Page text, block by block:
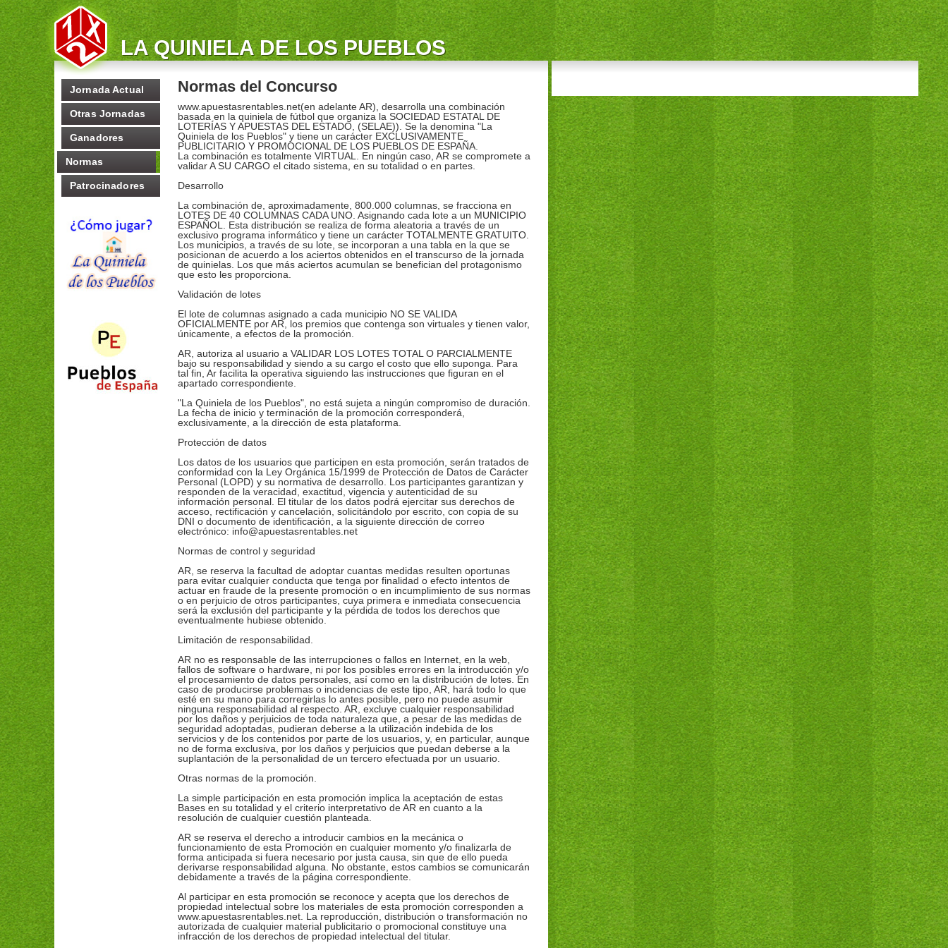
LA QUINIELA DE LOS PUEBLOS
Jornada Actual
Otras Jornadas
Ganadores
Normas
Patrocinadores
Normas del Concurso
www.apuestasrentables.net(en adelante AR), desarrolla una combinación
basada en la quiniela de fútbol que organiza la SOCIEDAD ESTATAL DE
LOTERÍAS Y APUESTAS DEL ESTADO, (SELAE)). Se la denomina "La
Quiniela de los Pueblos" y tiene un carácter EXCLUSIVAMENTE
PUBLICITARIO Y PROMOCIONAL DE LOS PUEBLOS DE ESPAÑA.
La combinación es totalmente VIRTUAL. En ningún caso, AR se compromete a
validar A SU CARGO el citado sistema, en su totalidad o en partes.
Desarrollo
La combinación de, aproximadamente, 800.000 columnas, se fracciona en
LOTES DE 40 COLUMNAS CADA UNO. Asignando cada lote a un MUNICIPIO
ESPAÑOL. Esta distribución se realiza de forma aleatoria a través de un
exclusivo programa informático y tiene un carácter TOTALMENTE GRATUITO.
Los municipios, a través de su lote, se incorporan a una tabla en la que se
posicionan de acuerdo a los aciertos obtenidos en el transcurso de la jornada
de quinielas. Los que más aciertos acumulan se benefician del protagonismo
que esto les proporciona.
Validación de lotes
El lote de columnas asignado a cada municipio NO SE VALIDA
OFICIALMENTE por AR, los premios que contenga son virtuales y tienen valor,
únicamente, a efectos de la promoción.
AR, autoriza al usuario a VALIDAR LOS LOTES TOTAL O PARCIALMENTE
bajo su responsabilidad y siendo a su cargo el costo que ello suponga. Para
tal fin, Ar facilita la operativa siguiendo las instrucciones que figuran en el
apartado correspondiente.
"La Quiniela de los Pueblos", no está sujeta a ningún compromiso de duración.
La fecha de inicio y terminación de la promoción corresponderá,
exclusivamente, a la dirección de esta plataforma.
Protección de datos
Los datos de los usuarios que participen en esta promoción, serán tratados de
conformidad con la Ley Orgánica 15/1999 de Protección de Datos de Carácter
Personal (LOPD) y su normativa de desarrollo. Los participantes garantizan y
responden de la veracidad, exactitud, vigencia y autenticidad de su
información personal. El titular de los datos podrá ejercitar sus derechos de
acceso, rectificación y cancelación, solicitándolo por escrito, con copia de su
DNI o documento de identificación, a la siguiente dirección de correo
electrónico: info@apuestasrentables.net
Normas de control y seguridad
AR, se reserva la facultad de adoptar cuantas medidas resulten oportunas
para evitar cualquier conducta que tenga por finalidad o efecto intentos de
actuar en fraude de la presente promoción o en incumplimiento de sus normas
o en perjuicio de otros participantes, cuya primera e inmediata consecuencia
será la exclusión del participante y la pérdida de todos los derechos que
eventualmente hubiese obtenido.
Limitación de responsabilidad.
AR no es responsable de las interrupciones o fallos en Internet, en la web,
fallos de software o hardware, ni por los posibles errores en la introducción y/o
el procesamiento de datos personales, así como en la distribución de lotes. En
caso de producirse problemas o incidencias de este tipo, AR, hará todo lo que
esté en su mano para corregirlas lo antes posible, pero no puede asumir
ninguna responsabilidad al respecto. AR, excluye cualquier responsabilidad
por los daños y perjuicios de toda naturaleza que, a pesar de las medidas de
seguridad adoptadas, pudieran deberse a la utilización indebida de los
servicios y de los contenidos por parte de los usuarios, y, en particular, aunque
no de forma exclusiva, por los daños y perjuicios que puedan deberse a la
suplantación de la personalidad de un tercero efectuada por un usuario.
Otras normas de la promoción.
La simple participación en esta promoción implica la aceptación de estas
Bases en su totalidad y el criterio interpretativo de AR en cuanto a la
resolución de cualquier cuestión planteada.
AR se reserva el derecho a introducir cambios en la mecánica o
funcionamiento de esta Promoción en cualquier momento y/o finalizarla de
forma anticipada si fuera necesario por justa causa, sin que de ello pueda
derivarse responsabilidad alguna. No obstante, estos cambios se comunicarán
debidamente a través de la página correspondiente.
Al participar en esta promoción se reconoce y acepta que los derechos de
propiedad intelectual sobre los materiales de esta promoción corresponden a
www.apuestasrentables.net. La reproducción, distribución o transformación no
autorizada de cualquier material publicitario o promocional constituye una
infracción de los derechos de propiedad intelectual del titular.